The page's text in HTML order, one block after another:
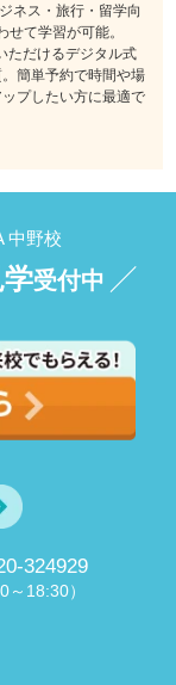
ネス・旅行・留学向
て学習が可能。
ただけるデジタル式
簡単予約で時間や場
プしたい方に最適で
中野校
受付中
324929
18:30）